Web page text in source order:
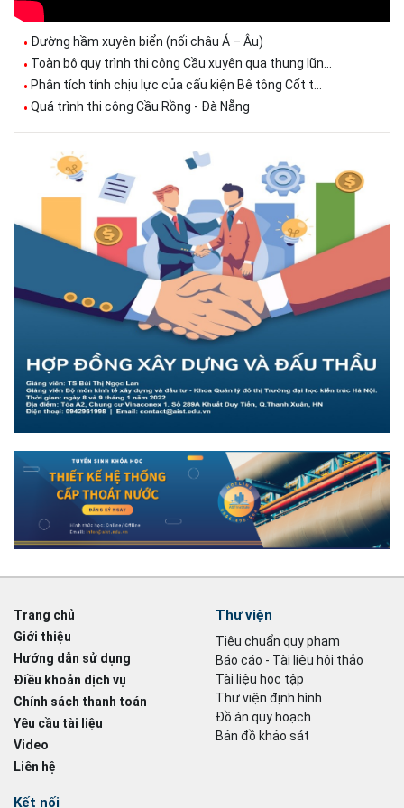
Đường hầm xuyên biển (nối châu Á – Âu)
Toàn bộ quy trình thi công Cầu xuyên qua thung lũn...
Phân tích tính chịu lực của cấu kiện Bê tông Cốt t...
Quá trình thi công Cầu Rồng - Đà Nẵng
Trang chủ
Giới thiệu
Hướng dẫn sử dụng
Điều khoản dịch vụ
Chính sách thanh toán
Yêu cầu tài liệu
Video
Liên hệ
Thư viện
Tiêu chuẩn quy phạm
Báo cáo - Tài liệu hội thảo
Tài liệu học tập
Thư viện định hình
Đồ án quy hoạch
Bản đồ khảo sát
Kết nối